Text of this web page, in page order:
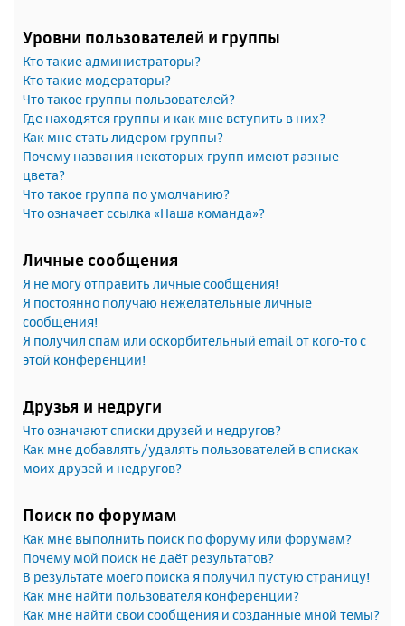
Уровни пользователей и группы
Кто такие администраторы?
Кто такие модераторы?
Что такое группы пользователей?
Где находятся группы и как мне вступить в них?
Как мне стать лидером группы?
Почему названия некоторых групп имеют разные
цвета?
Что такое группа по умолчанию?
Что означает ссылка «Наша команда»?
Личные сообщения
Я не могу отправить личные сообщения!
Я постоянно получаю нежелательные личные
сообщения!
Я получил спам или оскорбительный email от кого-то с
этой конференции!
Друзья и недруги
Что означают списки друзей и недругов?
Как мне добавлять/удалять пользователей в списках
моих друзей и недругов?
Поиск по форумам
Как мне выполнить поиск по форуму или форумам?
Почему мой поиск не даёт результатов?
В результате моего поиска я получил пустую страницу!
Как мне найти пользователя конференции?
Как мне найти свои сообщения и созданные мной темы?